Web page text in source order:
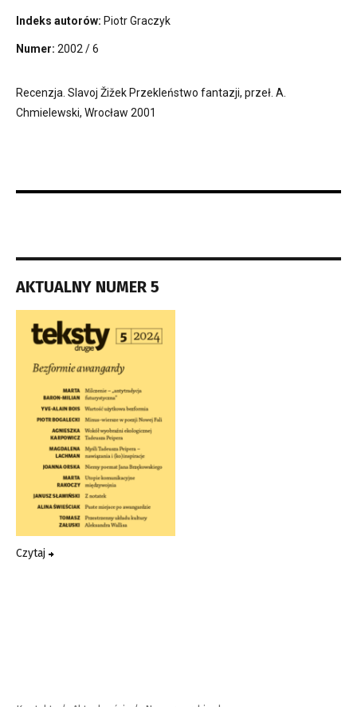
Indeks autorów: Piotr Graczyk
Numer: 2002 / 6
Recenzja. Slavoj Žižek Przekleństwo fantazji, przeł. A.
Chmielewski, Wrocław 2001
AKTUALNY NUMER 5
Czytaj